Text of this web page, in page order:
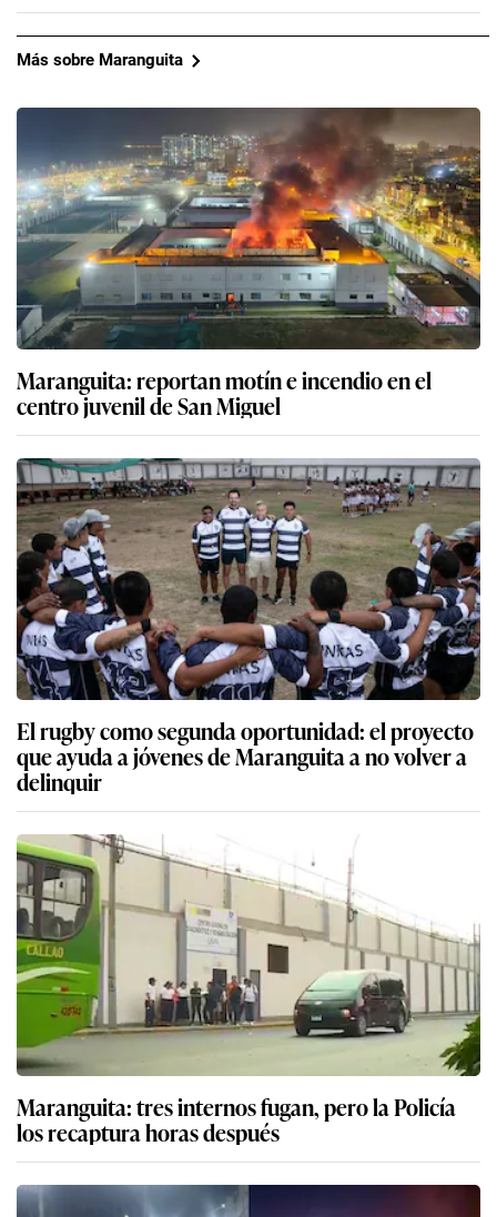
Más sobre Maranguita
Maranguita: reportan motín e incendio en el
centro juvenil de San Miguel
El rugby como segunda oportunidad: el proyecto
que ayuda a jóvenes de Maranguita a no volver a
delinquir
Maranguita: tres internos fugan, pero la Policía
los recaptura horas después